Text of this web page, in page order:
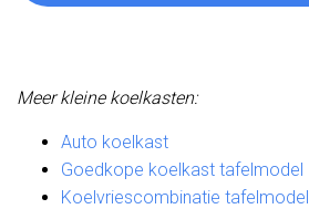
Meer kleine koelkasten:
Auto koelkast
Goedkope koelkast tafelmodel
Koelvriescombinatie tafelmodel